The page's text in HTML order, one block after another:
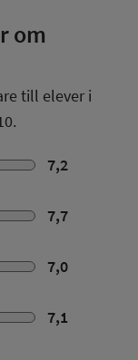
om
till elever i
7,2
7,7
7,0
7,1